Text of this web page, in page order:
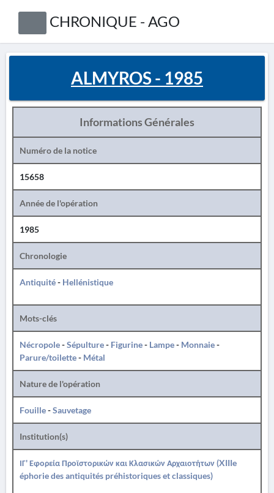
CHRONIQUE - AGO
ALMYROS - 1985
Informations Générales
Numéro de la notice
15658
Année de l'opération
1985
Chronologie
Antiquité- Hellénistique
Mots-clés
Nécropole-Sépulture- Figurine- Lampe- Monnaie-
Parure/toilette- Métal
Nature de l'opération
Fouille-Sauvetage
Institution(s)
ΙΓ' Εφορεία Προϊστορικών και Κλασικών Αρχαιοτήτων (XIIIe
éphorie des antiquités préhistoriques et classiques)